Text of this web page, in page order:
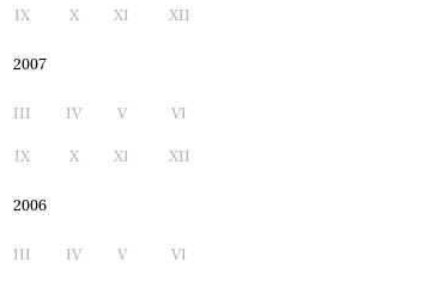
IX X XI XII
2007
III IV V VI
IX X XI XII
2006
III IV V VI